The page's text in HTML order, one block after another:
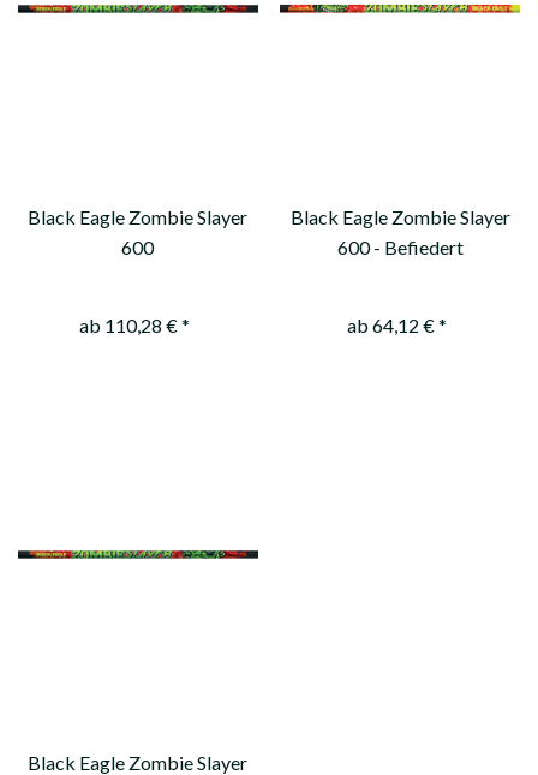
Black Eagle Zombie Slayer
600
ab 110,28 € *
Black Eagle Zombie Slayer
600 - Befiedert
ab 64,12 € *
Black Eagle Zombie Slayer